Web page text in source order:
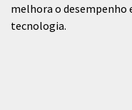
melhora o desempenho
tecnologia.